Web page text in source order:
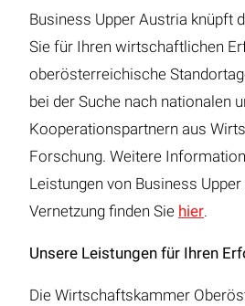
Business Upper Austria knüpft
Sie für Ihren wirtschaftlichen
oberösterreichische
bei der Suche nach nationalen
Kooperationspartnern aus
Forschung. Weitere
Leistungen von Business
Vernetzung finden Sie hier.
Unsere Leistungen für Ihren
Die Wirtschaftskammer